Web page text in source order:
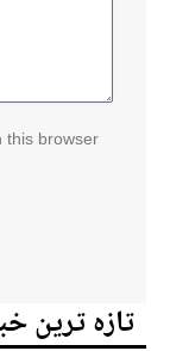
this browser
تازہ ترین